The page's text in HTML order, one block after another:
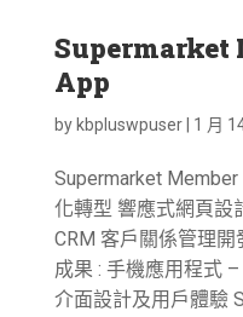
Supermarket
App
by kbpluswpuser| 1 月
Supermarket
化轉型 響應式網頁設
CRM 客戶關係管理
成果 : 手機應用程式
介面設計及用戶體驗